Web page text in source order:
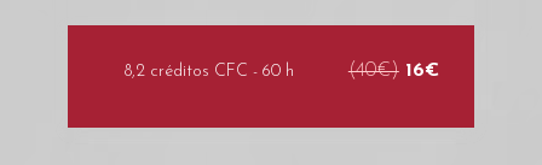
8,2 créditos CFC - 60 h (40€) 16€